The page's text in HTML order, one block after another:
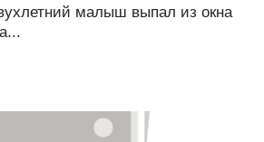
малыш выпал из окна